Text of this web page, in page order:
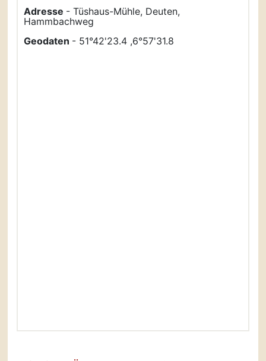
Adresse - Tüshaus-Mühle, Deuten,
Hammbachweg
Geodaten - 51°42'23.4 ,6°57'31.8